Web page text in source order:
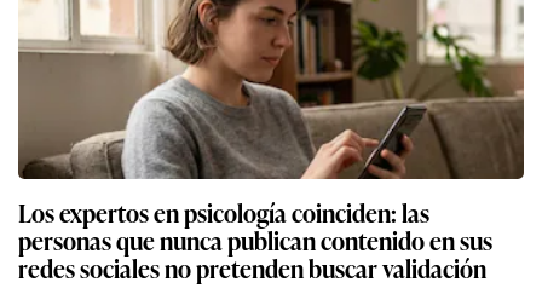
Los expertos en psicología coinciden: las
personas que nunca publican contenido en sus
redes sociales no pretenden buscar validación